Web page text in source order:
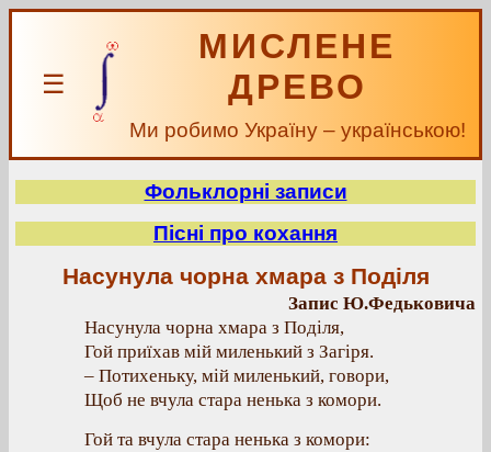
☰
МИСЛЕНЕ
ДРЕВО
Ми робимо Україну – українською!
Фольклорні записи
Пісні про кохання
Насунула чорна хмара з Поділя
Запис Ю.Федьковича
Насунула чорна хмара з Поділя,
Гой приїхав мій миленький з Загіря.
– Потихеньку, мій миленький, говори,
Щоб не вчула стара ненька з комори.
Гой та вчула стара ненька з комори: